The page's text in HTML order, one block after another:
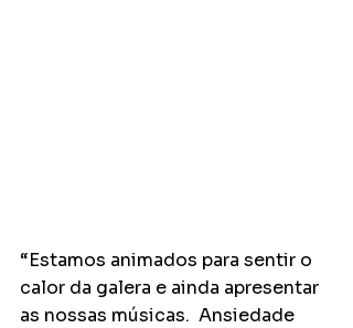
“Estamos animados para sentir o
calor da galera e ainda apresentar
as nossas músicas.  Ansiedade